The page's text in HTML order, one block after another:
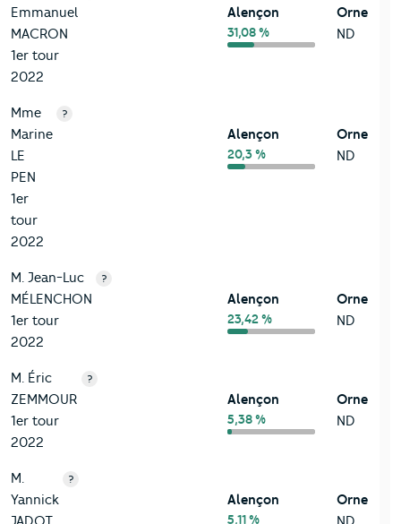
Emmanuel
MACRON
1er tour
2022
Alençon
31,08 %
Orne
ND
Mme
Marine
LE
PEN
1er
tour
2022
?
Alençon
20,3 %
Orne
ND
M. Jean-Luc
MÉLENCHON
1er tour
2022
?
Alençon
23,42 %
Orne
ND
M. Éric
ZEMMOUR
1er tour
2022
?
Alençon
5,38 %
Orne
ND
M.
Yannick
?
Alençon
5,11 %
Orne